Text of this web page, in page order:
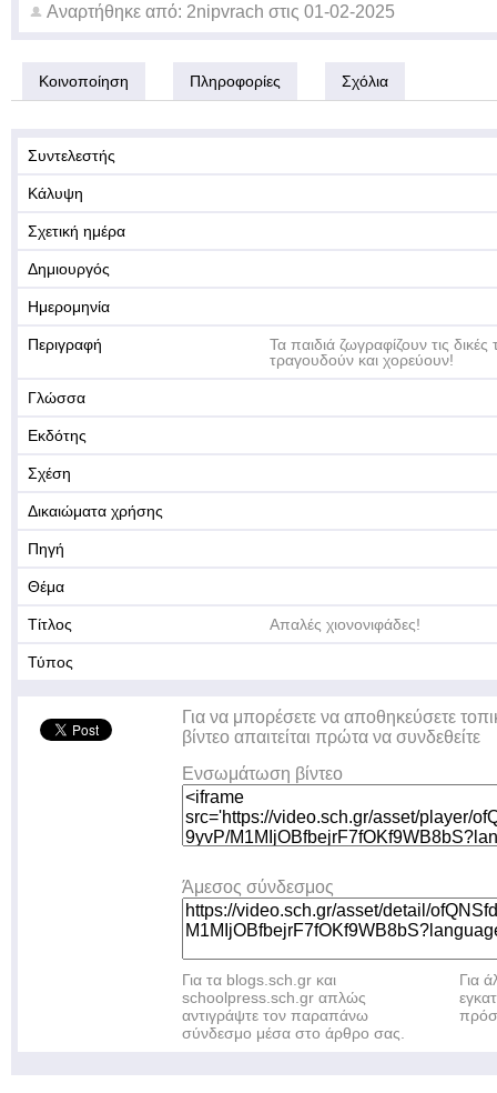
Αναρτήθηκε από: 2nipvrach στις 01-02-2025
Κοινοποίηση Πληροφορίες Σχόλια
Συντελεστής
Κάλυψη
Σχετική ημέρα
Δημιουργός
Ημερομηνία
Περιγραφή
Τα παιδιά ζωγραφίζουν τις
τραγουδούν και χορεύουν!
Γλώσσα
Εκδότης
Σχέση
Δικαιώματα χρήσης
Πηγή
Θέμα
Τίτλος Απαλές χιονονιφάδες!
Τύπος
Για να μπορέσετε να αποθηκεύσετε
βίντεο απαιτείται πρώτα να συνδεθείτε
Ενσωμάτωση βίντεο
Άμεσος σύνδεσμος
Για τα blogs.sch.gr και
schoolpress.sch.gr απλώς
αντιγράψτε τον παραπάνω
σύνδεσμο μέσα στο άρθρο σας.
Για